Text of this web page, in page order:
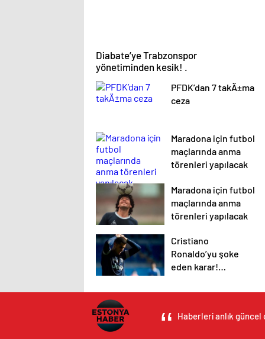
Diabate’ye Trabzonspor
yönetiminden kesik! .
PFDK’dan 7 takÄ±ma
ceza
Maradona için futbol
maçlarında anma
törenleri yapılacak
Maradona için futbol
maçlarında anma
törenleri yapılacak
Cristiano
Ronaldo’yu şoke
eden karar!
Haberleri anlık